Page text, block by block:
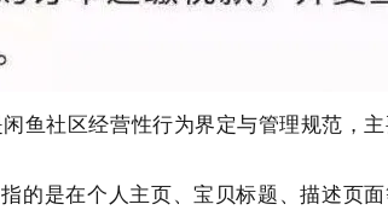
鱼社区经营性行为界定与管理规范，
的是在个人主页、宝贝标题、描述页